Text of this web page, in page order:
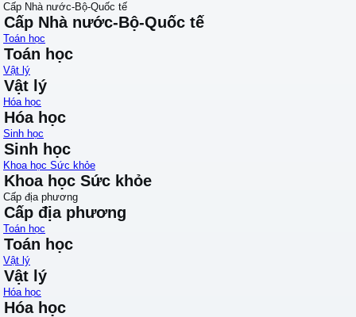
Cấp Nhà nước-Bộ-Quốc tế
Cấp Nhà nước-Bộ-Quốc tế
Toán học
Toán học
Vật lý
Vật lý
Hóa học
Hóa học
Sinh học
Sinh học
Khoa học Sức khỏe
Khoa học Sức khỏe
Cấp địa phương
Cấp địa phương
Toán học
Toán học
Vật lý
Vật lý
Hóa học
Hóa học